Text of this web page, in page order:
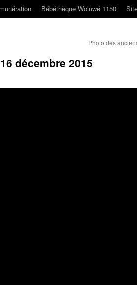
Bébéthèque Woluwé 1150
Photo des
décembre 2015